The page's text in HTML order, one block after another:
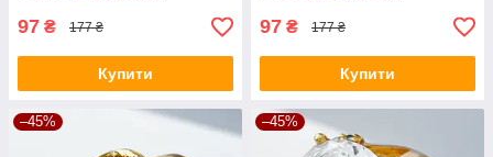
97 ₴ 177 ₴
Купити
97 ₴ 177 ₴
Купити
–45% –45%